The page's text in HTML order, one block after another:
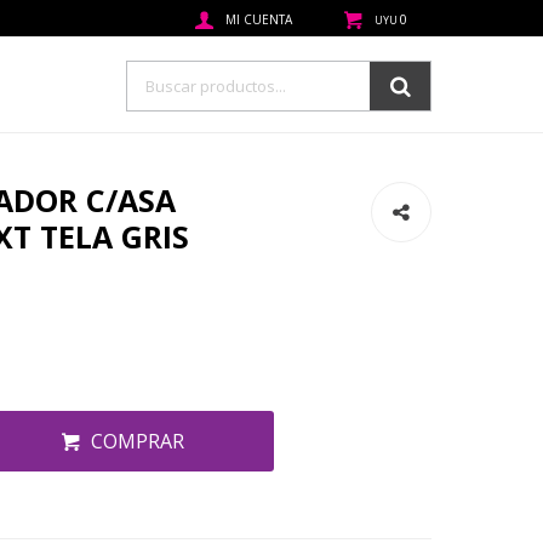
UYU 0
C/ASA
TELA GRIS
COMPRAR